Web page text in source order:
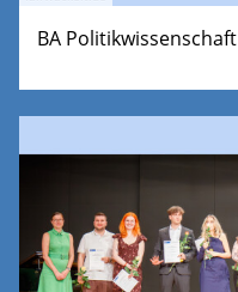
BA Politikwissenschaft